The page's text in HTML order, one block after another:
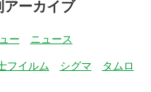
アーカイブ
ー ニュース
フイルム シグマ
タムロ